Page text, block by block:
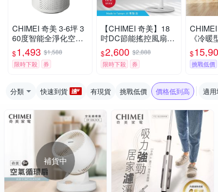
CHIMEI 奇美 3-6坪 3
60度智能全淨化空氣
清淨機 AP-05SRGA
$1,493 $1,588
限時下殺
券
【CHIMEI 奇美】18
吋DC節能搖控風扇電
扇立扇(DF-18H501)
$2,600 $2,888
限時下殺
券
《冷
式空
1/RC-
$
挑戰低價
分類 快速到貨 有現貨 挑戰低價 價格低到高 適
補貨中